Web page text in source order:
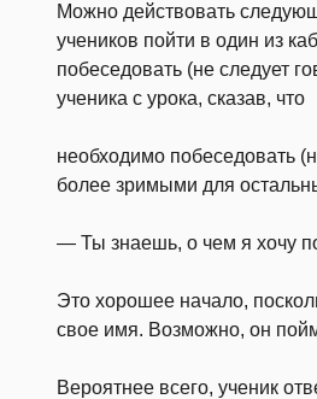
Можно действовать
учеников пойти в один из
побеседовать (не следует
ученика с урока, сказав, что
необходимо побеседовать
более зримыми для
— Ты знаешь, о чем я хочу
Это хорошее начало,
свое имя. Возможно, он
Вероятнее всего, ученик